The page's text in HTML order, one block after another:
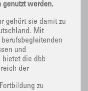
genutzt werden.
gehört sie damit zu
Mit
und
bietet die dbb
der
zu